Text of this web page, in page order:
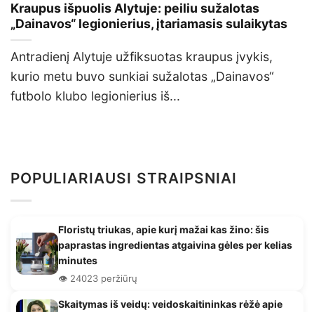
Kraupus išpuolis Alytuje: peiliu sužalotas
„Dainavos“ legionierius, įtariamasis sulaikytas
Antradienį Alytuje užfiksuotas kraupus įvykis,
kurio metu buvo sunkiai sužalotas „Dainavos“
futbolo klubo legionierius iš...
POPULIARIAUSI STRAIPSNIAI
Floristų triukas, apie kurį mažai kas žino: šis
paprastas ingredientas atgaivina gėles per kelias
minutes
👁️ 24023 peržiūrų
Skaitymas iš veidų: veidoskaitininkas rėžė apie